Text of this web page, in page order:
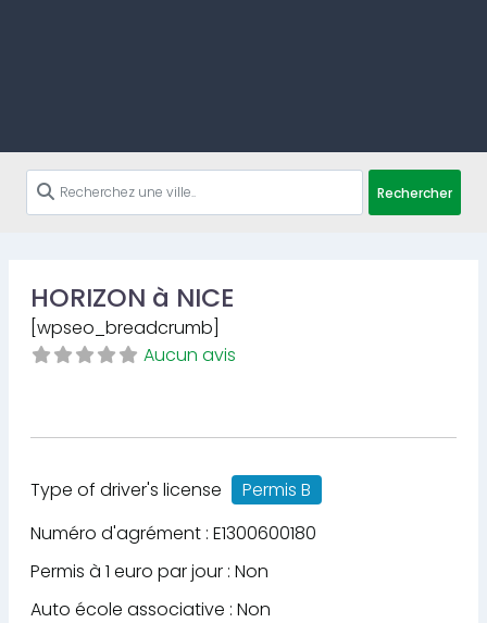
Rechercher
HORIZON à NICE
[wpseo_breadcrumb]
Aucun avis
Type of driver's license
Permis B
Numéro d'agrément : E1300600180
Permis à 1 euro par jour : Non
Auto école associative : Non